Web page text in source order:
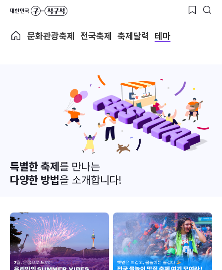
문화관광축제 전국축제 축제달력 테마
특별한 축제를 만나는
다양한 방법을 소개합니다!